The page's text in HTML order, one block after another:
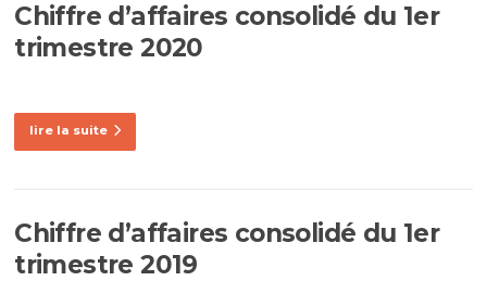
Chiffre d’affaires consolidé du 1er
trimestre 2020
lire la suite
Chiffre d’affaires consolidé du 1er
trimestre 2019